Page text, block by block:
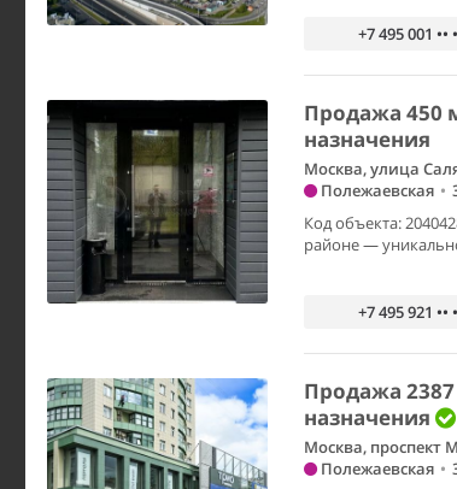
+7 495 001 ••
Продажа 450
назначения
Москва, улица
Полежаевская •
Код объекта:
районе —
+7 495 921 ••
Продажа
назначения
Москва, проспект
Полежаевская •